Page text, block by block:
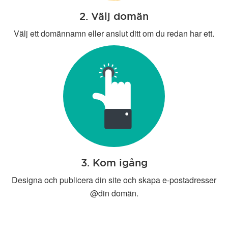
2. Välj domän
Välj ett domännamn eller anslut ditt om du redan har ett.
3. Kom igång
Designa och publicera din site och skapa e-postadresser
@din domän.